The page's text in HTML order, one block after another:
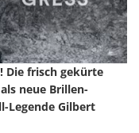
Die frisch gekürte
neue Brillen-
Legende Gilbert